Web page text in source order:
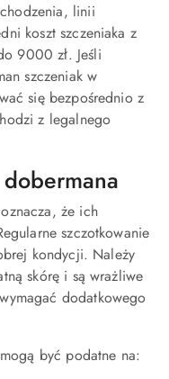
linii
koszt szczeniaka z
9000 zł. Jeśli
szczeniak w
się bezpośrednio z
z legalnego
że ich
szczotkowanie
kondycji. Należy
skórę i są wrażliwe
dodatkowego
być podatne na: